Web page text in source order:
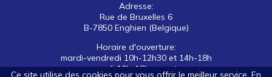
Adresse:
Rue de Bruxelles 6
B-7850 Enghien (Belgique)
Horaire d'ouverture:
mardi-vendredi 10h-12h30 et 14h-18h
samedi 10h-18h non stop
Ce site utilise des cookies pour vous offrir le meilleur service. En